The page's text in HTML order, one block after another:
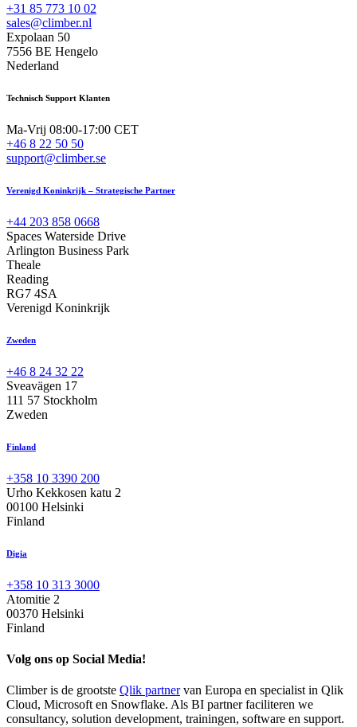
+31 85 773 10 02
sales@climber.nl
Expolaan 50
7556 BE Hengelo
Nederland
Technisch Support Klanten
Ma-Vrij 08:00-17:00 CET
+46 8 22 50 50
support@climber.se
Verenigd Koninkrijk – Strategische Partner
+44 203 858 0668
Spaces Waterside Drive
Arlington Business Park
Theale
Reading
RG7 4SA
Verenigd Koninkrijk
Zweden
+46 8 24 32 22
Sveavägen 17
111 57 Stockholm
Zweden
Finland
+358 10 3390 200
Urho Kekkosen katu 2
00100 Helsinki
Finland
Digia
+358 10 313 3000
Atomitie 2
00370 Helsinki
Finland
Volg ons op Social Media!
Climber is de grootste Qlik partnervan Europa en specialist in Qlik
Cloud, Microsoft en Snowflake. Als BI partner faciliteren we
consultancy, solution development, trainingen, software en support.